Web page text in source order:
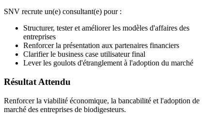
SNV recrute un(e) consultant(e) pour :
Structurer, tester et améliorer les modèles d'affaires des
entreprises
Renforcer la présentation aux partenaires financiers
Clarifier le business case utilisateur final
Lever les goulots d'étranglement à l'adoption du marché
Résultat Attendu
Renforcer la viabilité économique, la bancabilité et l'adoption de
marché des entreprises de biodigesteurs.